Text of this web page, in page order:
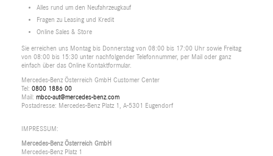
Alles rund um den Neufahrzeugkauf
Fragen zu Leasing und Kredit
Online Sales & Store
Sie erreichen uns Montag bis Donnerstag von 08:00 bis 17:00 Uhr sowie Freitag
von 08:00 bis 15:30 unter nachfolgender Telefonnummer, per Mail oder ganz
einfach über das Online Kontaktformular.
Mercedes-Benz Österreich GmbH Customer Center
Tel: 0800 1886 00
Mail: mbcc-aut@mercedes-benz.com
Postadresse: Mercedes-Benz Platz 1, A-5301 Eugendorf
IMPRESSUM:
Mercedes-Benz Österreich GmbH
Mercedes-Benz Platz 1